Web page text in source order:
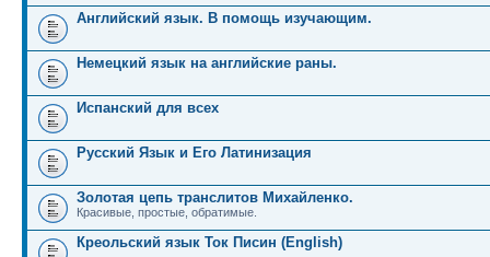
Английский язык. В помощь изучающим.
Немецкий язык на английские раны.
Испанский для всех
Русский Язык и Его Латинизация
Золотая цепь транслитов Михайленко.
Красивые, простые, обратимые.
Креольский язык Ток Писин (English)